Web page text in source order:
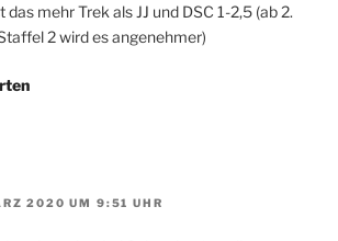
das mehr Trek als JJ und DSC 1-2,5 (ab 2.
2 wird es angenehmer)
2020 UM 9:51 UHR